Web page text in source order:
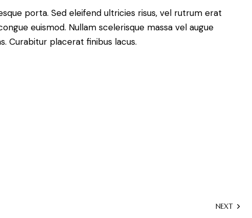
porta. Sed eleifend ultricies risus, vel rutrum erat
euismod. Nullam scelerisque massa vel augue
Curabitur placerat finibus lacus.
NEXT